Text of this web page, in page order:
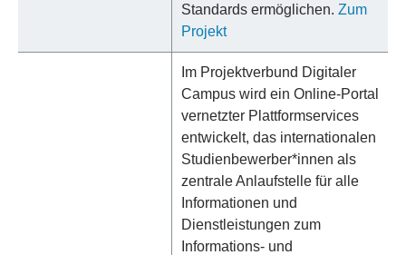
Standards ermöglichen. Zum
Projekt
Im Projektverbund Digitaler
Campus wird ein Online-Portal
vernetzter Plattformservices
entwickelt, das internationalen
Studienbewerber*innen als
zentrale Anlaufstelle für alle
Informationen und
Dienstleistungen zum
Informations- und